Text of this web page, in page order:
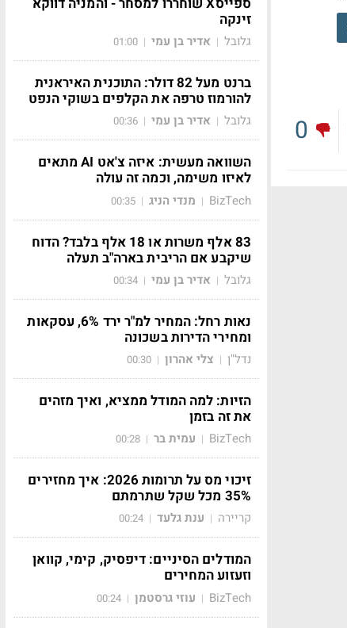
0
זינקה
גלובל | אדיר בן עמי |
01:00
ברנט מעל 82 דולר: התוכנית האיראנית
להורמוז טרפה את הקלפים בשוקי הנפט
גלובל | אדיר בן עמי |
00:36
השוואה מעשית: איזה צ'אט AI מתאים
לאיזו משימה, וכמה זה עולה
BizTech
| מנדי הניג |
00:35
83 אלף משרות או 18 אלף בלבד? הדוח
שיקבע אם הריבית בארה"ב תעלה
גלובל | אדיר בן עמי |
00:34
נאות רחל: המחיר למ"ר ירד 6%, עסקאות
ומחירי הדירות בשכונה
נדל"ן | צלי אהרון |
00:30
הזיות: למה המודל ממציא, ואיך מזהים
את זה בזמן
BizTech
| עמית בר |
00:28
זיכוי מס על תרומות 2026: איך מחזירים
35% מכל שקל שתרמתם
קריירה | ענת גלעד |
00:24
המודלים הסיניים: דיפסיק, קימי, קוואן
וזעזוע המחירים
BizTech
| עוזי גרסטמן |
00:24